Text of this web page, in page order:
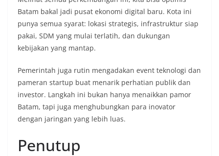
Batam bakal jadi pusat ekonomi digital baru. Kota ini
punya semua syarat: lokasi strategis, infrastruktur siap
pakai, SDM yang mulai terlatih, dan dukungan
kebijakan yang mantap.
Pemerintah juga rutin mengadakan event teknologi dan
pameran startup buat menarik perhatian publik dan
investor. Langkah ini bukan hanya menaikkan pamor
Batam, tapi juga menghubungkan para inovator
dengan jaringan yang lebih luas.
Penutup